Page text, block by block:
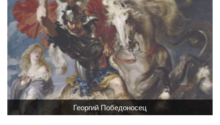
Георгий Победоносец